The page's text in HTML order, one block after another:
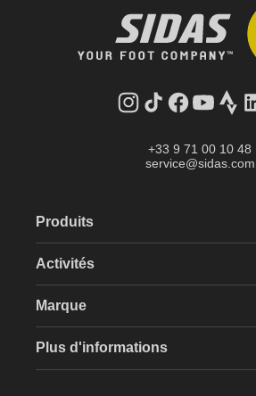
Instagram
Tik
Facebook
YouTube
Strava
+33 9 71 00 10 48
service@sidas.com
Produits
Activités
Marque
Plus d'informations